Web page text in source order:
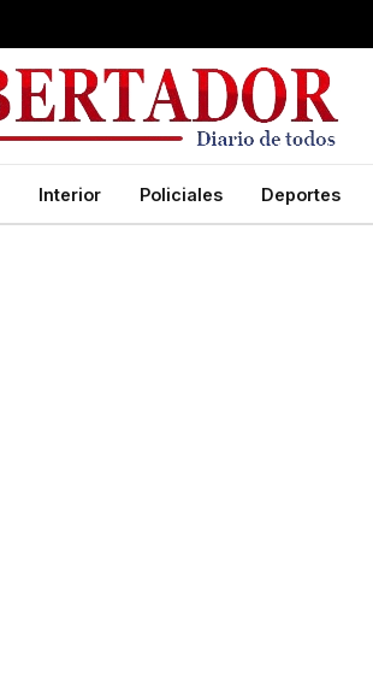
Interior Policiales Deportes